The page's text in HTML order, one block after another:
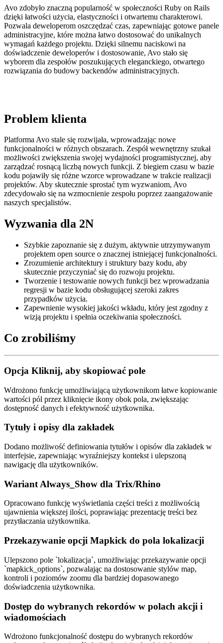
Avo zdobyło znaczną popularność w społeczności Ruby on Rails
dzięki łatwości użycia, elastyczności i otwartemu charakterowi.
Pozwala deweloperom oszczędzać czas, zapewniając gotowe panele
administracyjne, które można łatwo dostosować do unikalnych
wymagań każdego projektu. Dzięki silnemu naciskowi na
doświadczenie deweloperów i dostosowanie, Avo stało się
wyborem dla zespołów poszukujących eleganckiego, otwartego
rozwiązania do budowy backendów administracyjnych.
Problem klienta
Platforma Avo stale się rozwijała, wprowadzając nowe
funkcjonalności w różnych obszarach. Zespół wewnętrzny szukał
możliwości zwiększenia swojej wydajności programistycznej, aby
zarządzać rosnącą liczbą nowych funkcji. Z biegiem czasu w bazie
kodu pojawiły się różne wzorce wprowadzane w trakcie realizacji
projektów. Aby skutecznie sprostać tym wyzwaniom, Avo
zdecydowało się na wzmocnienie zespołu poprzez zaangażowanie
naszych specjalistów.
Wyzwania dla 2N
Szybkie zapoznanie się z dużym, aktywnie utrzymywanym
projektem open source o znacznej istniejącej funkcjonalności.
Zrozumienie architektury i struktury bazy kodu, aby
skutecznie przyczyniać się do rozwoju projektu.
Tworzenie i testowanie nowych funkcji bez wprowadzania
regresji w bazie kodu obsługującej szeroki zakres
przypadków użycia.
Zapewnienie wysokiej jakości wkładu, który jest zgodny z
wizją projektu i spełnia oczekiwania społeczności.
Co zrobiliśmy
Opcja Kliknij, aby skopiować pole
Wdrożono funkcję umożliwiającą użytkownikom łatwe kopiowanie
wartości pól przez kliknięcie ikony obok pola, zwiększając
dostępność danych i efektywność użytkownika.
Tytuły i opisy dla zakładek
Dodano możliwość definiowania tytułów i opisów dla zakładek w
interfejsie, zapewniając wyraźniejszy kontekst i ulepszoną
nawigację dla użytkowników.
Wariant Always_Show dla Trix/Rhino
Opracowano funkcję wyświetlania części treści z możliwością
ujawnienia większej ilości, poprawiając prezentację treści bez
przytłaczania użytkownika.
Przekazywanie opcji Mapkick do pola lokalizacji
Ulepszono pole `lokalizacja`, umożliwiając przekazywanie opcji
`mapkick_options`, pozwalając na dostosowanie stylów map,
kontroli i poziomów zoomu dla bardziej dopasowanego
doświadczenia użytkownika.
Dostęp do wybranych rekordów w polach akcji i
wiadomościach
Wdrożono funkcjonalność dostępu do wybranych rekordów